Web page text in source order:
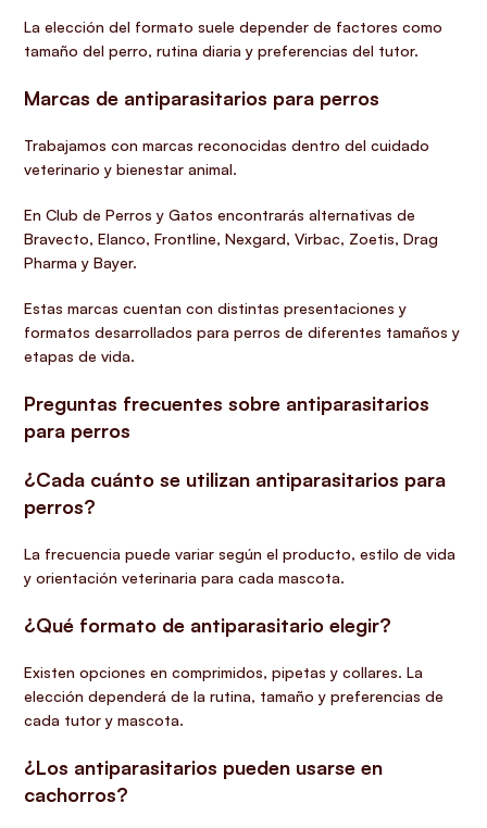
La elección del formato suele depender de factores como
tamaño del perro, rutina diaria y preferencias del tutor.
Marcas de antiparasitarios para perros
Trabajamos con marcas reconocidas dentro del cuidado
veterinario y bienestar animal.
En Club de Perros y Gatos encontrarás alternativas de
Bravecto, Elanco, Frontline, Nexgard, Virbac, Zoetis, Drag
Pharma y Bayer.
Estas marcas cuentan con distintas presentaciones y
formatos desarrollados para perros de diferentes tamaños y
etapas de vida.
Preguntas frecuentes sobre antiparasitarios
para perros
¿Cada cuánto se utilizan antiparasitarios para
perros?
La frecuencia puede variar según el producto, estilo de vida
y orientación veterinaria para cada mascota.
¿Qué formato de antiparasitario elegir?
Existen opciones en comprimidos, pipetas y collares. La
elección dependerá de la rutina, tamaño y preferencias de
cada tutor y mascota.
¿Los antiparasitarios pueden usarse en
cachorros?